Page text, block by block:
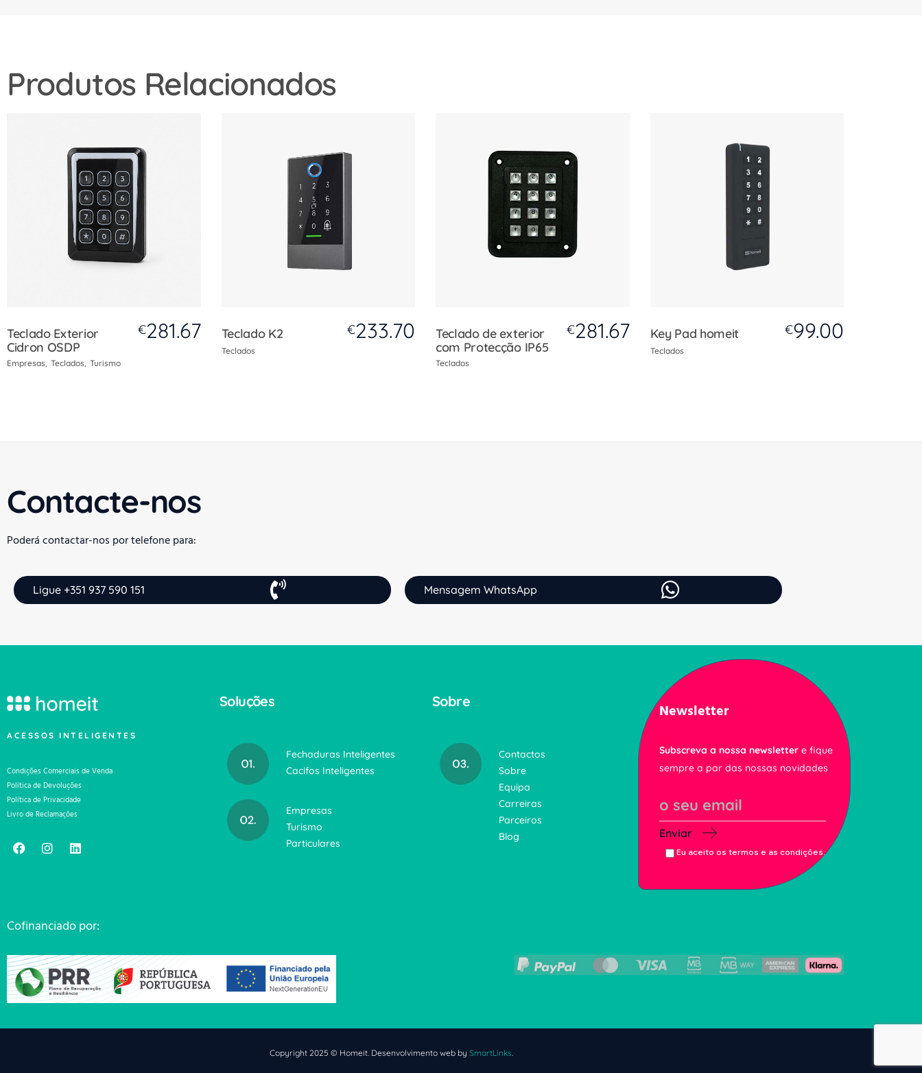
Produtos Relacionados
Teclado Exterior
Cidron OSDP
€281.67
Empresas Teclados Turismo
Teclado K2 €233.70
Teclados
Teclado de exterior
com Protecção IP65
€281.67
Teclados
Key Pad homeit €99.00
Teclados
Contacte-nos
Poderá contactar-nos por telefone para:
Ligue +351 937 590 151 Mensagem WhatsApp
ACESSOS INTELIGENTES
Condições Comerciais de Venda
Política de Devoluções
Política de Privacidade
Livro de Reclamações
Soluções
Fechaduras Inteligentes
Cacifos Inteligentes
Empresas
Turismo
Particulares
Sobre
Contactos
Sobre
Equipa
Carreiras
Parceiros
Blog
Newsletter
Subscreva a nossa newsletter e fique
sempre a par das nossas novidades
Enviar
Eu aceito os termos e as condições.
Cofinanciado por:
Copyright 2025 © Homeit. Desenvolvimento web by SmartLinks.